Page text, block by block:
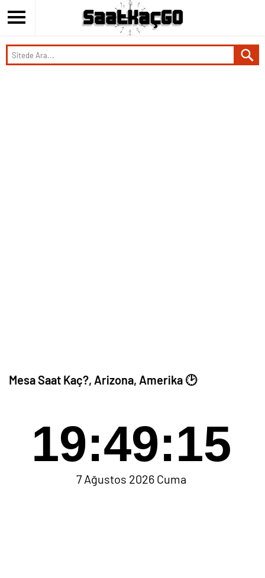
Mesa Saat Kaç?, Arizona, Amerika 🕑
19:49:15
7 Ağustos 2026 Cuma